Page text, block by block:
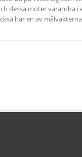
dessa möter varandra i
har en av